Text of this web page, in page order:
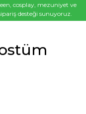
cosplay, mezuniyet ve
desteği sunuyoruz.